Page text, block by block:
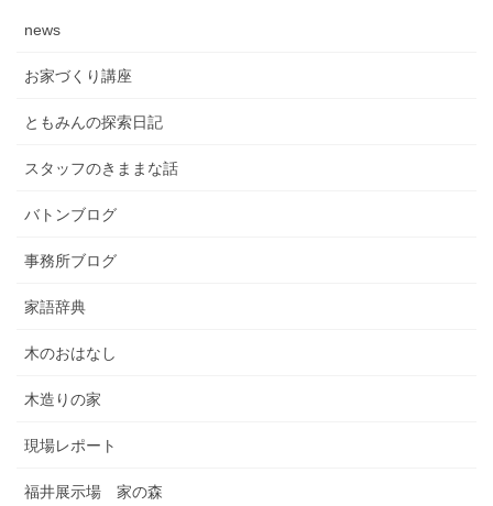
news
お家づくり講座
ともみんの探索日記
スタッフのきままな話
バトンブログ
事務所ブログ
家語辞典
木のおはなし
木造りの家
現場レポート
福井展示場 家の森